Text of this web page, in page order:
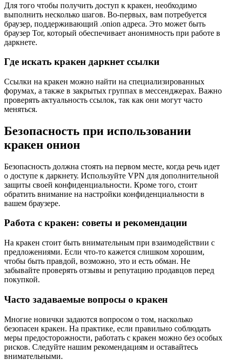
Для того чтобы получить доступ к кракен, необходимо
выполнить несколько шагов. Во-первых, вам потребуется
браузер, поддерживающий .onion адреса. Это может быть
браузер Tor, который обеспечивает анонимность при работе в
даркнете.
Где искать кракен даркнет ссылки
Ссылки на кракен можно найти на специализированных
форумах, а также в закрытых группах в мессенджерах. Важно
проверять актуальность ссылок, так как они могут часто
меняться.
Безопасность при использовании
кракен онион
Безопасность должна стоять на первом месте, когда речь идет
о доступе к даркнету. Используйте VPN для дополнительной
защиты своей конфиденциальности. Кроме того, стоит
обратить внимание на настройки конфиденциальности в
вашем браузере.
Работа с кракен: советы и рекомендации
На кракен стоит быть внимательным при взаимодействии с
предложениями. Если что-то кажется слишком хорошим,
чтобы быть правдой, возможно, это и есть обман. Не
забывайте проверять отзывы и репутацию продавцов перед
покупкой.
Часто задаваемые вопросы о кракен
Многие новички задаются вопросом о том, насколько
безопасен кракен. На практике, если правильно соблюдать
меры предосторожности, работать с кракен можно без особых
рисков. Следуйте нашим рекомендациям и оставайтесь
внимательными.